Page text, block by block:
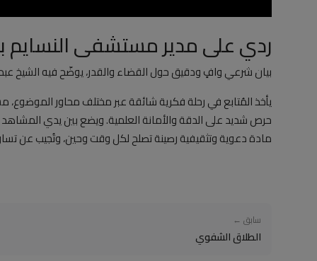
ردي على مدير مستشفى
بيان شرعي وافٍ ودقيق حول القضاء والقدر، يوضّح فيه الشيخ
يأخذ المُتابع في رحلة فكرية شائقة عبر مختلف محاور الموضوع،
حرص شديد على الدقة والأمانة العلمية. ويضع بين يدي
مادة دعوية وتثقيفية رصينة تصلح لكل وقت وحين، وتُجيب عن
سابق ←
الطلاق الشفوي